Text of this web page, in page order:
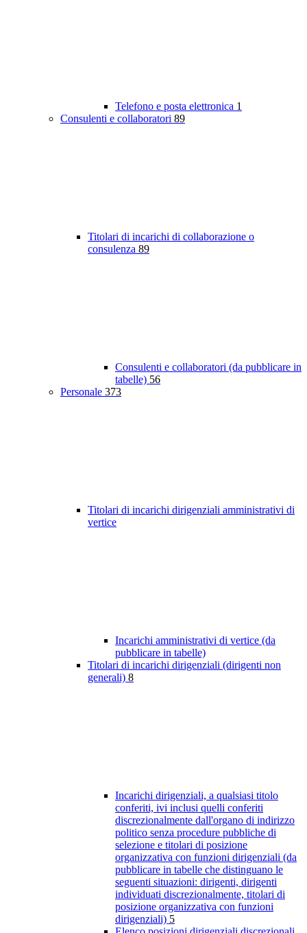
Telefono e posta elettronica 1
Consulenti e collaboratori 89
Titolari di incarichi di collaborazione o
consulenza 89
Consulenti e collaboratori (da pubblicare in
tabelle) 56
Personale 373
Titolari di incarichi dirigenziali amministrativi di
vertice
Incarichi amministrativi di vertice (da
pubblicare in tabelle)
Titolari di incarichi dirigenziali (dirigenti non
generali) 8
Incarichi dirigenziali, a qualsiasi titolo
conferiti, ivi inclusi quelli conferiti
discrezionalmente dall'organo di indirizzo
politico senza procedure pubbliche di
selezione e titolari di posizione
organizzativa con funzioni dirigenziali (da
pubblicare in tabelle che distinguano le
seguenti situazioni: dirigenti, dirigenti
individuati discrezionalmente, titolari di
posizione organizzativa con funzioni
dirigenziali) 5